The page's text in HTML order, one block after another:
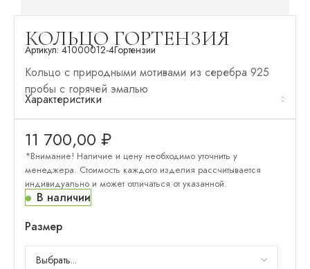
КОЛЬЦО ГОРТЕНЗИЯ
Артикул: 41000012-4Гортензии
Кольцо с природными мотивами из серебра 925
пробы с горячей эмалью
Характеристики
11 700,00 ₽
*Внимание! Наличие и цену необходимо уточнить у
менеджера. Стоимость каждого изделия рассчитывается
индивидуально и может отличаться от указанной.
В наличии
Размер